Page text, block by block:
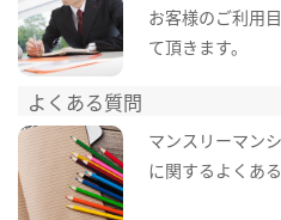
お客様のご利用
て頂きます。
よくある質問
マンスリーマン
に関するよくあ